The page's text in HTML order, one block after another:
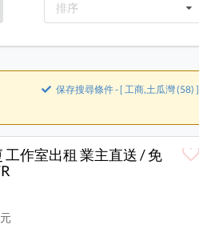
排序
保存搜尋條件 - [ 工商,土瓜灣 (58) ]
工作室出租 業主直送 / 免